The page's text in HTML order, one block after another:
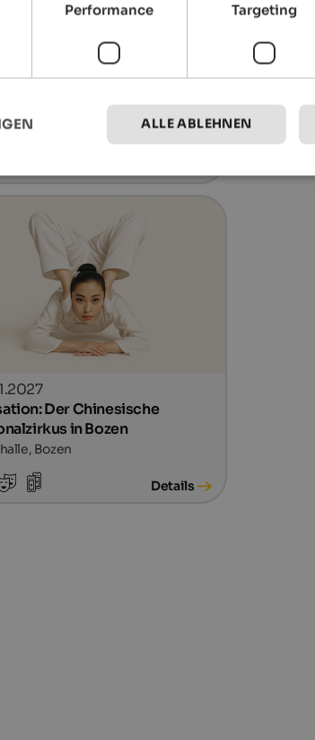
der Mittelschule, Klobenstein
Der Chinesische
in Bozen
Bozen
Details
Performance Targeting
ALLE ABLEHNEN